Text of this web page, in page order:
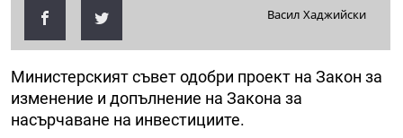
Васил Хаджийски
Министерският съвет одобри проект на Закон за
изменение и допълнение на Закона за
насърчаване на инвестициите.